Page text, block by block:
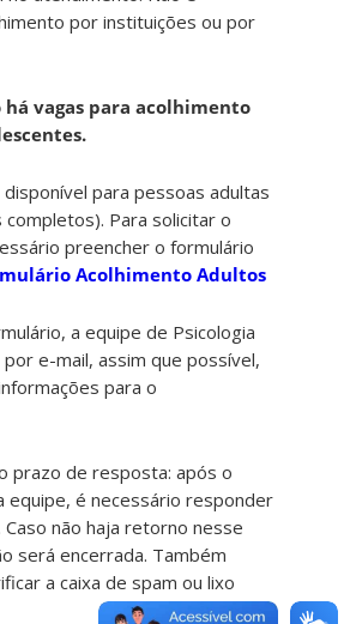
por instituições ou por
vagas para acolhimento
para pessoas adultas
Para solicitar o
preencher o formulário
Acolhimento Adultos
a equipe de Psicologia
e-mail, assim que possível,
para o
prazo de resposta: após o
equipe, é necessário responder
não haja retorno nesse
será encerrada. Também
a caixa de spam ou lixo